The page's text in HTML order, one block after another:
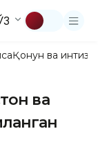
Қонун ва
ва